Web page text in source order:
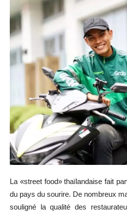
La «street food» thaïlandaise fait
du pays du sourire. De nombreux
souligné la qualité des